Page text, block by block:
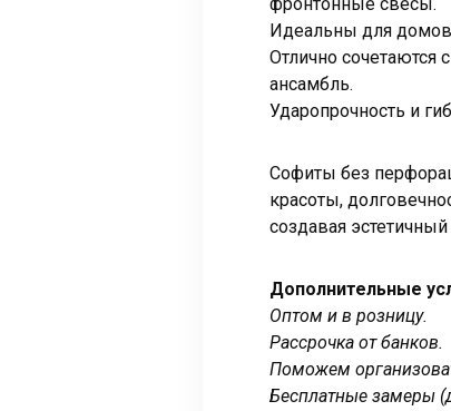
фронтонные свесы.
Идеальны для
Отлично
ансамбль.
Ударопрочность и
Софиты без
красоты,
создавая
Дополнительные
Оптом и в розницу.
Рассрочка от банков.
Поможем
Бесплатные замеры